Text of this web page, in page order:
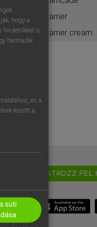
barrier
barrier cream
IRATKOZZ
hogy a
hirdetőkkel is
harmadik
és a
között a
süti